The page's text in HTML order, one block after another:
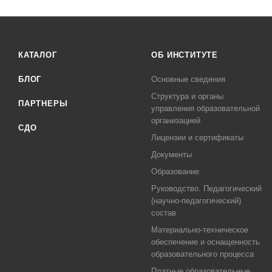
КАТАЛОГ
БЛОГ
ПАРТНЕРЫ
СДО
ОБ ИНСТИТУТЕ
Основные сведения
Структура и органы
управления образовательной
организацией
Лицензии и сертификаты
Документы
Образование
Руководство. Педагогический
(научно-педагогический)
состав
Материально-техническое
обеспечение и оснащенность
образовательного процесса